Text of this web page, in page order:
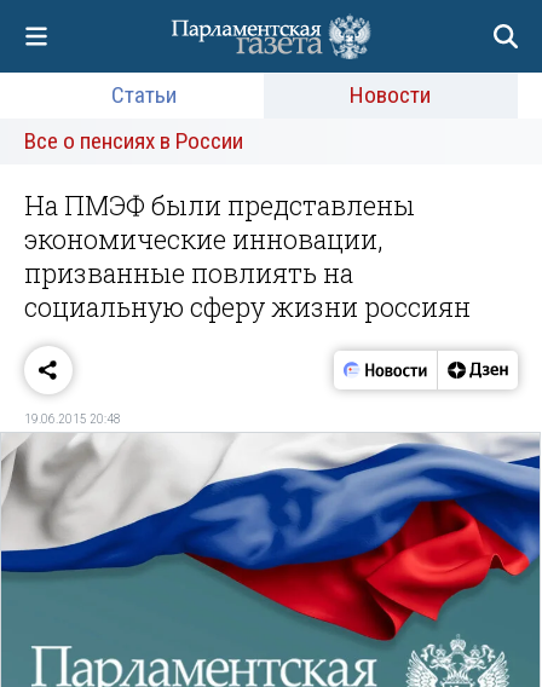
Статьи
Новости
Все о пенсиях в России
На ПМЭФ были представлены
экономические инновации,
призванные повлиять на
социальную сферу жизни россиян
19.06.2015 20:48